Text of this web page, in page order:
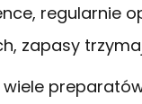
regularnie
zapasy
wiele